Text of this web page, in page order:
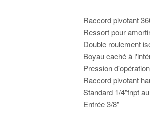
Raccord pivotant
Ressort pour
Double roulement
Boyau caché à
Pression
Raccord pivotant
Standard 1/4"fnpt
Entrée 3/8"